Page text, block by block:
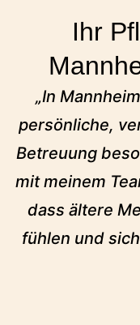
Ihr
„In
persönliche,
Betreuung
mit meinem
dass ältere
fühlen und